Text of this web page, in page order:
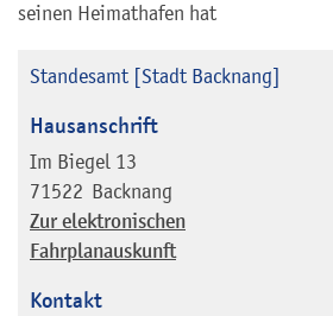
seinen Heimathafen hat
Standesamt [Stadt Backnang]
Hausanschrift
Im Biegel 13
71522 Backnang
Zur elektronischen
Fahrplanauskunft
Kontakt